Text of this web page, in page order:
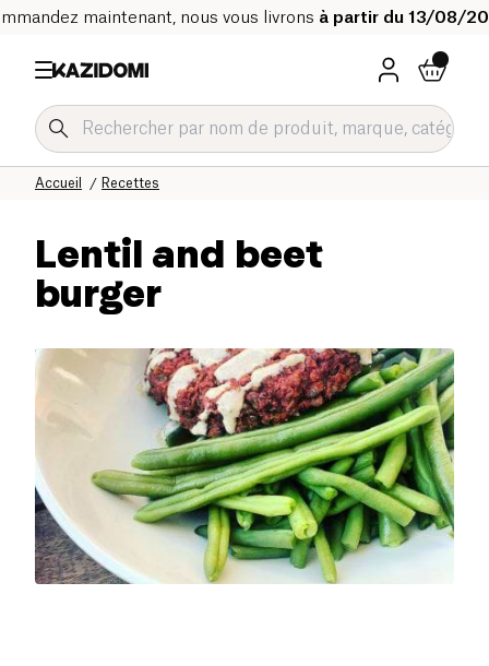
maintenant, nous vous livrons à partir du 13/08/
Recettes
Accueil
Lentil and beet
burger